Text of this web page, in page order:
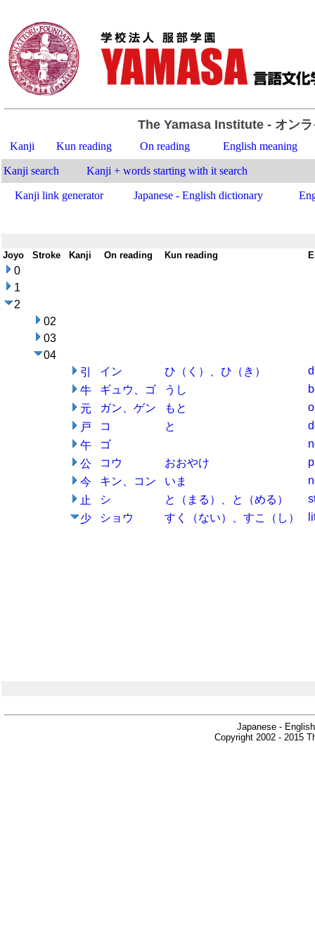
The Yamasa Institute- オンラ
Kanji Kun reading On reading English meaning
Kanji search Kanji + words starting with it search
Kanji link generator Japanese - English dictionary
Joyo Stroke Kanji On reading Kun reading
0
1
2
02
03
04
引
イン ひ（く）、ひ（き）
牛
ギュウ、ゴ うし
元
ガン、ゲン もと
戸
コ と
午
ゴ
公
コウ おおやけ
今
キン、コン いま
止
シ と（まる）、と（める）
少
ショウ すく（ない）、すこ（し）
Japanese -
Copyright 2002 - 2015